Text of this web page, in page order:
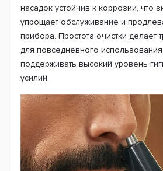
насадок устойчив к коррозии, что
упрощает обслуживание и
прибора. Простота очистки делает
для повседневного
поддерживать высокий уровень
усилий.